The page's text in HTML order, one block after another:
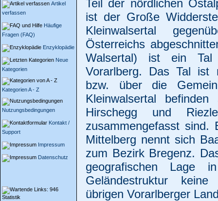
Artikel
verfassen
Häufige
Fragen (FAQ)
Enzyklopädie
Neue
Kategorien
Kategorien A - Z
Nutzungsbedingungen
Kontakt /
Support
Impressum
Datenschutz
Statistik
Teil der nördlichen
ist der Große
Kleinwalsertal
Österreichs
Walsertal) ist ein Tal
Vorarlberg. Das Tal ist
bzw. über die
Kleinwalsertal
Hirschegg und
zusammengefasst sind.
Mittelberg nennt sich
zum Bezirk Bregenz.
geografischen Lage
Geländestruktur
übrigen Vorarlberger